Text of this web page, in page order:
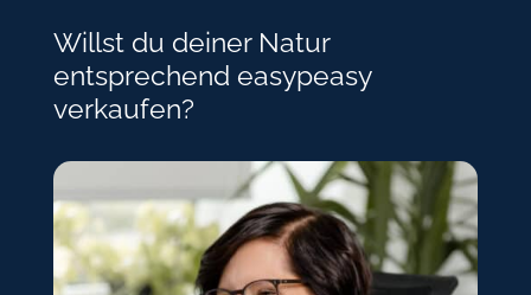
Willst du deiner Natur
entsprechend easypeasy
verkaufen?